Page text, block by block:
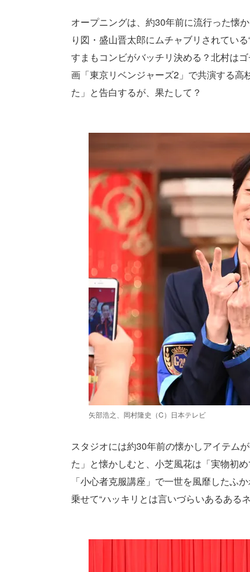
オープニングは、約30年前に流行った懐
り図・盛山晋太郎にムチャブリされてい
すまもコンビがバッチリ決める？北村は
画「東京リベンジャーズ2」で共演する
た」と告白するが、果たして？
矢部浩之、岡村隆史（C）日本テレビ
スタジオには約30年前の懐かしアイテム
た」と懐かしむと、小芝風花は「実物初
「小心者克服講座」で一世を風靡したふ
乗せて“ハッキリとは言いづらいあるある